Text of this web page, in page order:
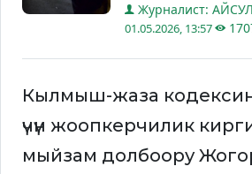
Журналист:
01.05.2026, 13:57
Кылмыш-жаза
үчүн жоопкерчилик
мыйзам долбоору